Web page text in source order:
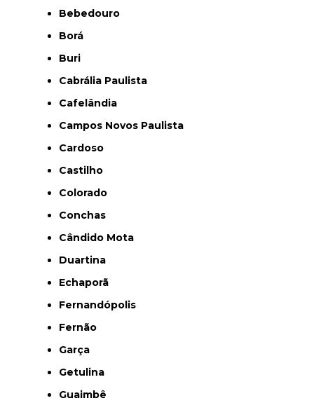
Bebedouro
Borá
Buri
Cabrália Paulista
Cafelândia
Campos Novos Paulista
Cardoso
Castilho
Colorado
Conchas
Cândido Mota
Duartina
Echaporã
Fernandópolis
Fernão
Garça
Getulina
Guaimbê